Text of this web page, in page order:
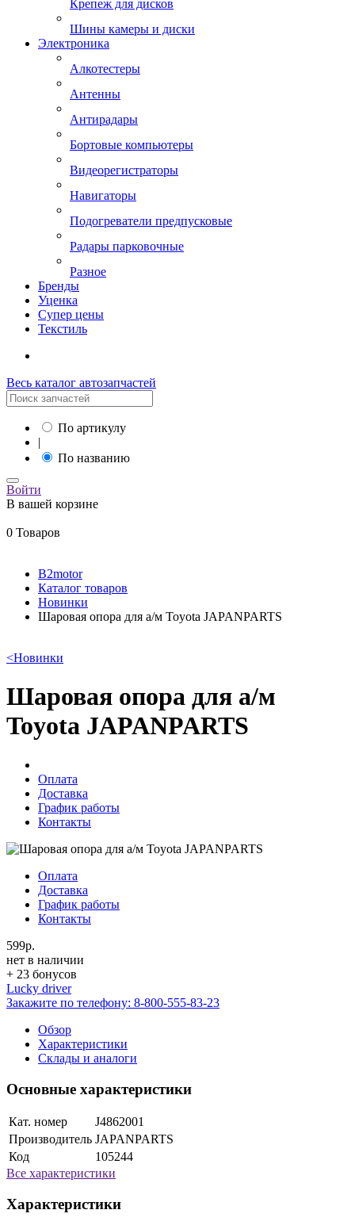
Крепеж для дисков
Шины камеры и диски
Электроника
Алкотестеры
Антенны
Антирадары
Бортовые компьютеры
Видеорегистраторы
Навигаторы
Подогреватели предпусковые
Радары парковочные
Разное
Бренды
Уценка
Супер цены
Текстиль
Весь каталог автозапчастей
По артикулу
|
По названию
Войти
В вашей корзине
0 Товаров
B2motor
Каталог товаров
Новинки
Шаровая опора для а/м Toyota JAPANPARTS
<Новинки
Шаровая опора для а/м
Toyota JAPANPARTS
Оплата
Доставка
График работы
Контакты
Оплата
Доставка
График работы
Контакты
599р.
нет в наличии
+ 23 бонусов
Lucky driver
Закажите по телефону: 8-800-555-83-23
Обзор
Характеристики
Склады и аналоги
Основные характеристики
Кат. номер
J4862001
Производитель JAPANPARTS
Код
105244
Все характеристики
Характеристики